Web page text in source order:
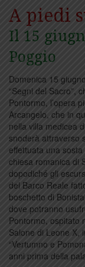
A piedi
Il 15
Poggio
Domenica 15
“Segni del Sacro”,
Pontormo, l’opera
Arcangelo, che in
nella villa medicea
snoderà attraverso
effettuata una
chiesa romanica di
dopodiché gli
del Barco Reale
boschetto di
dove potranno
Pontormo, ospitato
Salone di Leone X,
“Vertumno e
anni prima della